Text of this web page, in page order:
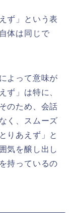
ず」という表
体は同じで
よって意味が
ず」は特に、
のため、会話
く、スムーズ
りあえず」と
気を醸し出し
持っているの